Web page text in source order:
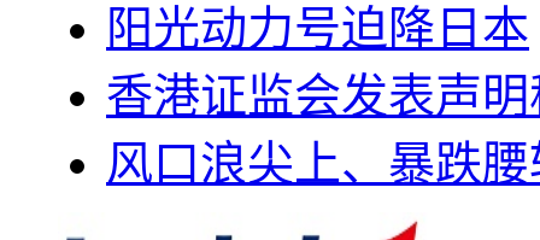
阳光动力号迫降日本
香港证监会发表声
风口浪尖上、暴跌